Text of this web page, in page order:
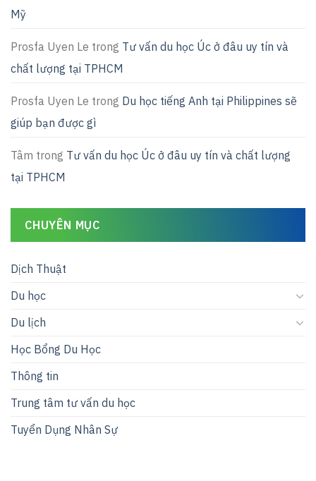
Mỹ
Prosfa Uyen Le trong Tư vấn du học Úc ở đâu uy tín và
chất lượng tại TPHCM
Prosfa Uyen Le trong Du học tiếng Anh tại Philippines sẽ
giúp bạn được gì
Tâm trong Tư vấn du học Úc ở đâu uy tín và chất lượng
tại TPHCM
CHUYÊN MỤC
Dịch Thuật
Du học
Du lịch
Học Bổng Du Học
Thông tin
Trung tâm tư vấn du học
Tuyển Dụng Nhân Sự